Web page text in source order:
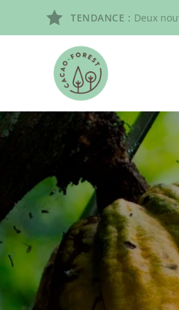
TENDANCE : Deux